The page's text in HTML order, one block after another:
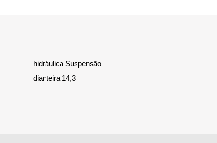
dianteira 14,3